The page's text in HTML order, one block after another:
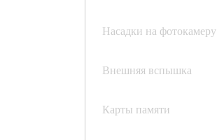
Насадки на фотокамеру
Внешняя вспышка
Карты памяти